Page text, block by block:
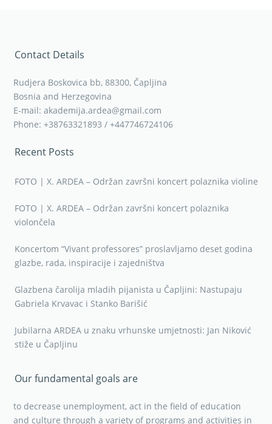
Contact Details
Rudjera Boskovica bb, 88300, Čapljina
Bosnia and Herzegovina
E-mail: akademija.ardea@gmail.com
Phone: +38763321893 / +447746724106
Recent Posts
FOTO | X. ARDEA – Održan završni koncert polaznika violine
FOTO | X. ARDEA – Održan završni koncert polaznika
violončela
Koncertom “Vivant professores” proslavljamo deset godina
glazbe, rada, inspiracije i zajedništva
Glazbena čarolija mladih pijanista u Čapljini: Nastupaju
Gabriela Krvavac i Stanko Barišić
Jubilarna ARDEA u znaku vrhunske umjetnosti: Jan Niković
stiže u Čapljinu
Our fundamental goals are
to decrease unemployment, act in the field of education
and culture through a variety of programs and activities in